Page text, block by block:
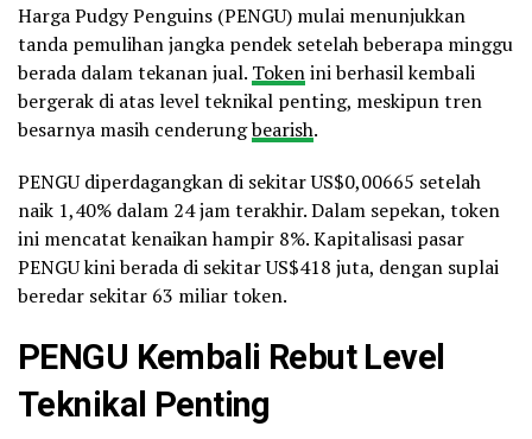
Harga Pudgy Penguins (PENGU) mulai menunjukkan
tanda pemulihan jangka pendek setelah beberapa minggu
berada dalam tekanan jual. Tokenini berhasil kembali
bergerak di atas level teknikal penting, meskipun tren
besarnya masih cenderungbearish.
PENGU diperdagangkan di sekitar US$0,00665 setelah
naik 1,40% dalam 24 jam terakhir. Dalam sepekan, token
ini mencatat kenaikan hampir 8%. Kapitalisasi pasar
PENGU kini berada di sekitar US$418 juta, dengan suplai
beredar sekitar 63 miliar token.
PENGU Kembali Rebut Level
Teknikal Penting